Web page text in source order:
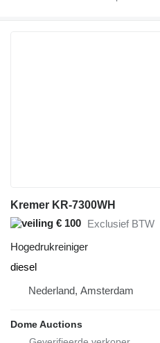
Kremer KR-7300WH
€ 100 Exclusief BTW
Hogedrukreiniger
diesel
Nederland, Amsterdam
Dome Auctions